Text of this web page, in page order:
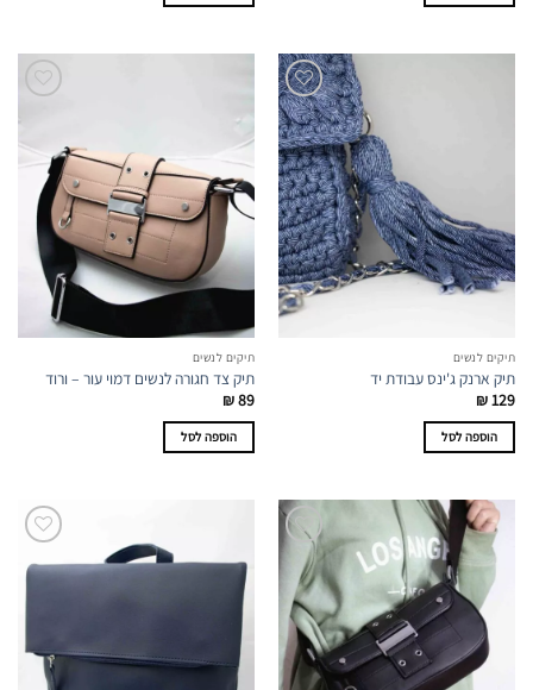
תיקים לנשים
תיק ארנק ג'ינס עבודת יד
₪129
הוספה לסל
תיקים לנשים
תיק צד חגורה לנשים דמוי עור – ורוד
₪89
הוספה לסל